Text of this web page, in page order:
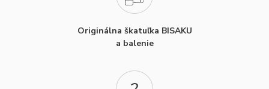
Originálna škatuľka BISAKU
a balenie